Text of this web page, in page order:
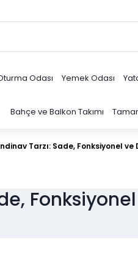
Odası Yemek Odası
Bahçe ve Balkon Takımı
Tarzı: Sade, Fonksiyonel